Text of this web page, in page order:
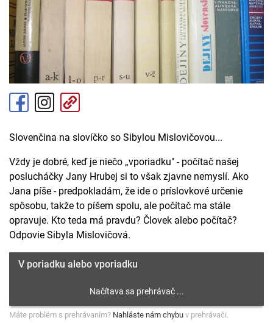
Slovenčina na slovíčko so Sibylou Mislovičovou...
Vždy je dobré, keď je niečo „vporiadku" - počítač našej
poslucháčky Jany Hrubej si to však zjavne nemyslí. Ako
Jana píše - predpokladám, že ide o príslovkové určenie
spôsobu, takže to píšem spolu, ale počítač ma stále
opravuje. Kto teda má pravdu? Človek alebo počítač?
Odpovie Sibyla Mislovičová.
V poriadku alebo vporiadku
Máte problém s prehrávaním? Nahláste nám chybu v prehrávači.